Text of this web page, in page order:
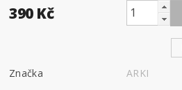
390 Kč
Značka
ARKI